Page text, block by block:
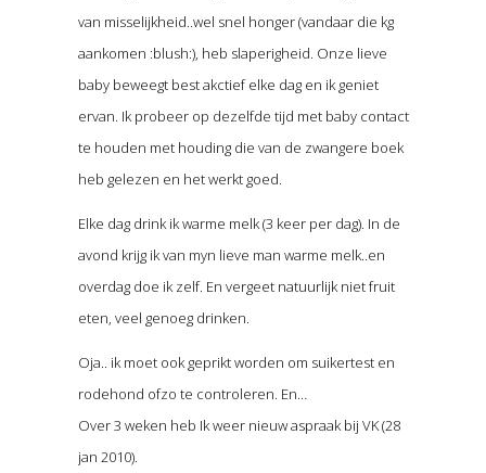
van misselijkheid..wel snel honger (vandaar die kg
aankomen :blush:), heb slaperigheid. Onze lieve
baby beweegt best akctief elke dag en ik geniet
ervan. Ik probeer op dezelfde tijd met baby contact
te houden met houding die van de zwangere boek
heb gelezen en het werkt goed.
Elke dag drink ik warme melk (3 keer per dag). In de
avond krijg ik van myn lieve man warme melk..en
overdag doe ik zelf. En vergeet natuurlijk niet fruit
eten, veel genoeg drinken.
Oja.. ik moet ook geprikt worden om suikertest en
rodehond ofzo te controleren. En…
Over 3 weken heb Ik weer nieuw aspraak bij VK (28
jan 2010).